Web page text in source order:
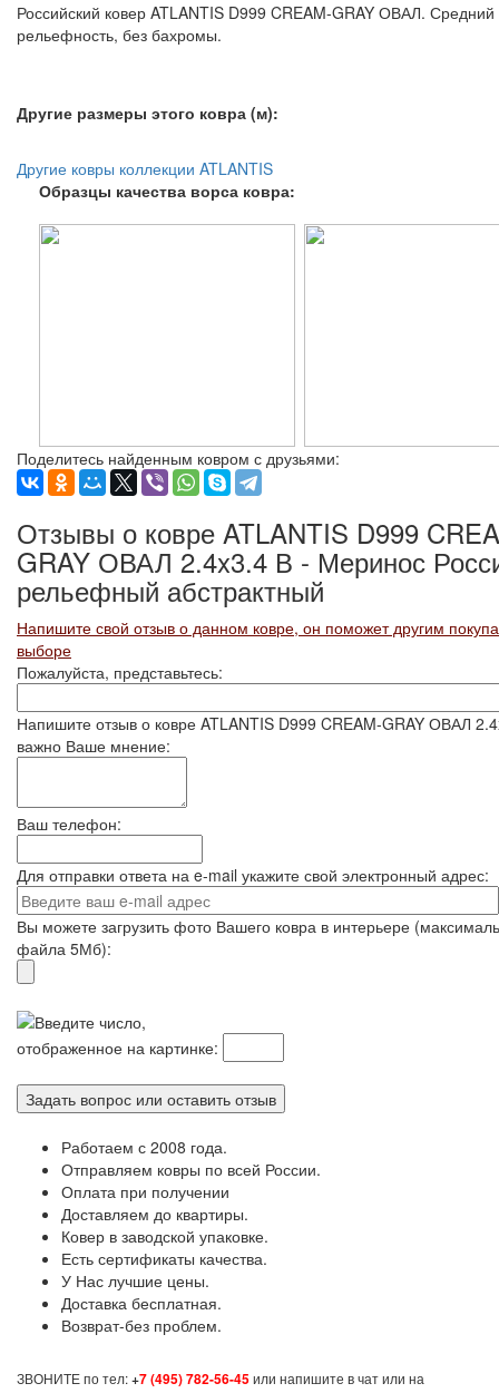
Российский ковер ATLANTIS D999 CREAM-GRAY ОВАЛ. Средний
рельефность, без бахромы.
Другие размеры этого ковра (м):
Другие ковры коллекции ATLANTIS
Образцы качества ворса ковра:
Поделитесь найденным ковром с друзьями:
Отзывы о ковре ATLANTIS D999
GRAY ОВАЛ 2.4x3.4 В - Меринос
рельефный абстрактный
Напишите свой отзыв о данном ковре, он поможет другим
выборе
Пожалуйста, представьтесь:
Напишите отзыв о ковре ATLANTIS D999 CREAM-GRAY ОВАЛ
важно Ваше мнение:
Ваш телефон:
Для отправки ответа на e-mail укажите свой электронный адрес:
Вы можете загрузить фото Вашего ковра в интерьере
файла 5Мб):
Введите число,
отображенное на картинке:
Работаем с 2008 года.
Отправляем ковры по всей России.
Оплата при получении
Доставляем до квартиры.
Ковер в заводской упаковке.
Есть сертификаты качества.
У Нас лучшие цены.
Доставка бесплатная.
Возврат-без проблем.
ЗВОНИТЕ по тел:+7 (495) 782-56-45или напишите в чат или на